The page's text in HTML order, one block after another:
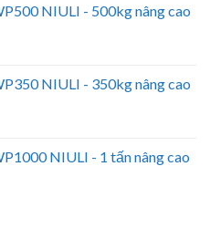
NIULI - 500kg nâng cao
NIULI - 350kg nâng cao
NIULI - 1 tấn nâng cao